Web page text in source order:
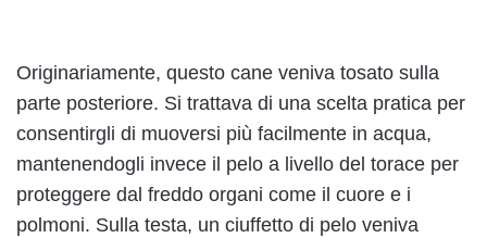
Originariamente, questo cane veniva tosato sulla
parte posteriore. Si trattava di una scelta pratica per
consentirgli di muoversi più facilmente in acqua,
mantenendogli invece il pelo a livello del torace per
proteggere dal freddo organi come il cuore e i
polmoni. Sulla testa, un ciuffetto di pelo veniva